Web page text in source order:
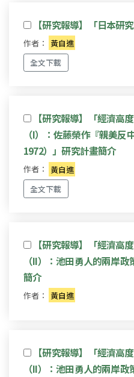
【研究報導】「日本研
作者：
黃自進
全文下載
【研究報導】「經濟高
（I）：佐藤榮作『親美反
1972）」研究計畫簡介
作者：
黃自進
全文下載
【研究報導】「經濟高
（II）：池田勇人的兩岸
簡介
作者： 黃自進
【研究報導】「經濟高
（II）：池田勇人的兩岸